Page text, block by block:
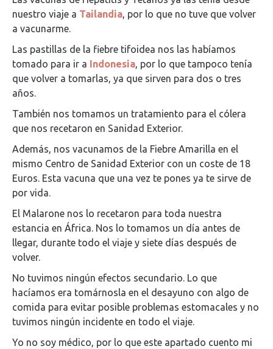
nuestro viaje a Tailandia, por lo que no tuve que volver
a vacunarme.
Las pastillas de la fiebre tifoidea nos las habíamos
tomado para ir a Indonesia, por lo que tampoco tenía
que volver a tomarlas, ya que sirven para dos o tres
años.
También nos tomamos un tratamiento para el cólera
que nos recetaron en Sanidad Exterior.
Además, nos vacunamos de la Fiebre Amarilla en el
mismo Centro de Sanidad Exterior con un coste de 18
Euros. Esta vacuna que una vez te pones ya te sirve de
por vida.
El Malarone nos lo recetaron para toda nuestra
estancia en África. Nos lo tomamos un día antes de
llegar, durante todo el viaje y siete días después de
volver.
No tuvimos ningún efectos secundario. Lo que
hacíamos era tomárnosla en el desayuno con algo de
comida para evitar posible problemas estomacales y no
tuvimos ningún incidente en todo el viaje.
Yo no soy médico, por lo que este apartado cuento mi